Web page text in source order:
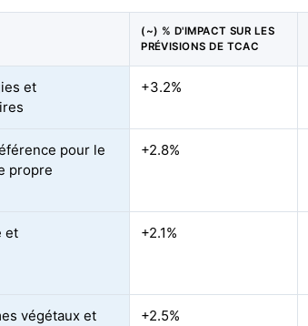
(~) % D'IMPACT SUR LES
PRÉVISIONS DE TCAC
et
+3.2%
pour le
propre
+2.8%
et
+2.1%
végétaux et
+2.5%